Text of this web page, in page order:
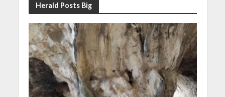
Herald Posts Big